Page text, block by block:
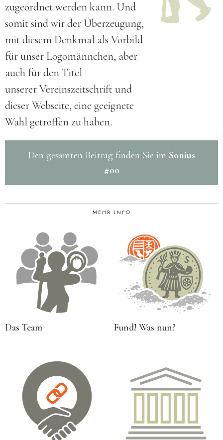
zugeordnet werden kann. Und
somit sind wir der Über­zeugung,
mit diesem Denk­mal als Vor­bild
für unser Logo­männchen, aber
auch für den Titel
unserer Vereins­zeitschrift und
dieser Web­seite, eine geeignete
Wahl getroffen zu haben.
Den gesamten Beitrag finden Sie im Sonius
#00
MEHR INFO
Das Team Fund! Was nun?